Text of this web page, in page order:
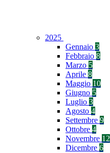
2025
Gennaio 3
Febbraio 8
Marzo 5
Aprile 8
Maggio 10
Giugno 5
Luglio 3
Agosto 4
Settembre 9
Ottobre 4
Novembre 12
Dicembre 6